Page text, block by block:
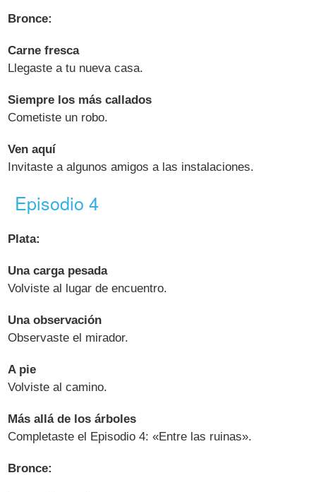
Bronce:
Carne fresca
Llegaste a tu nueva casa.
Siempre los más callados
Cometiste un robo.
Ven aquí
Invitaste a algunos amigos a las instalaciones.
Episodio 4
Plata:
Una carga pesada
Volviste al lugar de encuentro.
Una observación
Observaste el mirador.
A pie
Volviste al camino.
Más allá de los árboles
Completaste el Episodio 4: «Entre las ruinas».
Bronce: